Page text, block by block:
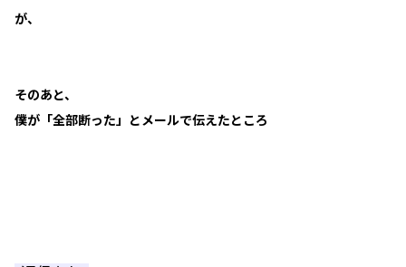
が、
そのあと、
僕が「全部断った」とメールで伝えたところ